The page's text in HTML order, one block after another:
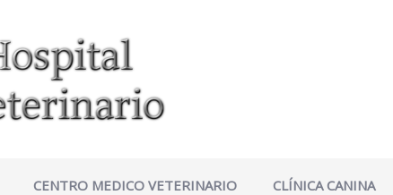
CENTRO MEDICO VETERINARIO CLÍNICA CANINA